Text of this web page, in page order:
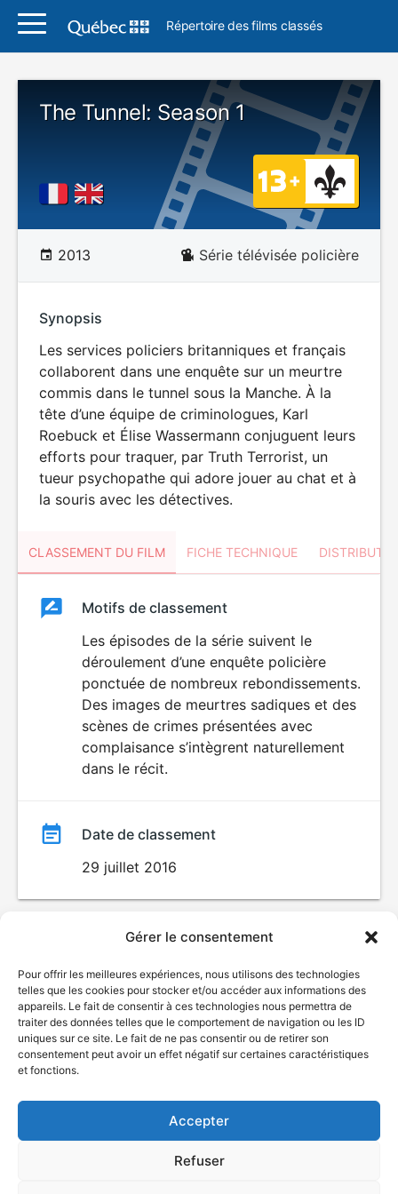
Gérer le consentement
Pour offrir les meilleures expériences, nous utilisons des technologies
telles que les cookies pour stocker et/ou accéder aux informations des
appareils. Le fait de consentir à ces technologies nous permettra de
traiter des données telles que le comportement de navigation ou les ID
uniques sur ce site. Le fait de ne pas consentir ou de retirer son
consentement peut avoir un effet négatif sur certaines caractéristiques
et fonctions.
Accepter
Refuser
Répertoire des films classés
The Tunnel: Season 1
2013 Série télévisée policière
Synopsis
Les services policiers britanniques et français
collaborent dans une enquête sur un meurtre
commis dans le tunnel sous la Manche. À la
tête d’une équipe de criminologues, Karl
Roebuck et Élise Wassermann conjuguent leurs
efforts pour traquer, par Truth Terrorist, un
tueur psychopathe qui adore jouer au chat et à
la souris avec les détectives.
CLASSEMENT DU FILM FICHE TECHNIQUE
ClassementClassement
Motifs de classement
Les épisodes de la série suivent le
déroulement d’une enquête policière
ponctuée de nombreux rebondissements.
Des images de meurtres sadiques et des
scènes de crimes présentées avec
complaisance s’intègrent naturellement
dans le récit.
Date de classement
29 juillet 2016
© Gouvernement du Québec, 2026
Accessibilité
Déclaration de services